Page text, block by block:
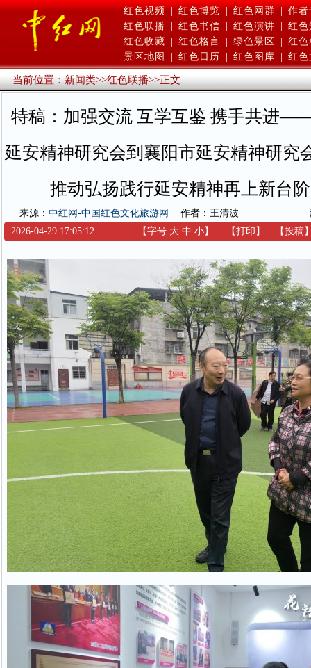
红色视频 | 红色博览 | 红色网群 | 作者
红色联播
红色书信 红色演讲
红色
红色收藏
红色格言 绿色景区
红色
景区地图
红色日历 红色图库 红色
当前位置：新闻类>>红色联播>>正文
特稿：加强交流 互学互鉴 携手共进
延安精神研究会到襄阳市延安精神研究
推动弘扬践行延安精神再上新台
来源： 中红网-中国红色文化旅游网 作者：王清波
2026-04-29 17:05:12
【字号 大 中 小】 【打印 】 【投稿